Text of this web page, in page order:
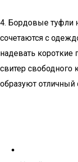
4. Бордовые туфли
сочетаются с
надевать короткие
свитер свободного
образуют отличный